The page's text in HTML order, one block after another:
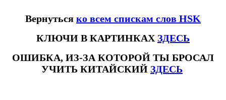
Вернуться ко всем спискам слов HSK
КЛЮЧИ В КАРТИНКАХ ЗДЕСЬ
ОШИБКА, ИЗ-ЗА КОТОРОЙ ТЫ БРОСАЛ
УЧИТЬ КИТАЙСКИЙ ЗДЕСЬ